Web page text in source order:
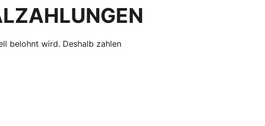
belohnt wird. Deshalb zahlen